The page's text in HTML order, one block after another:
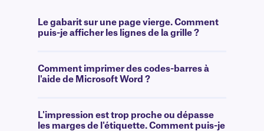
Le gabarit sur une page vierge. Comment
puis-je afficher les lignes de la grille ?
Comment imprimer des codes-barres à
l'aide de Microsoft Word ?
L'impression est trop proche ou dépasse
les marges de l'étiquette. Comment puis-je